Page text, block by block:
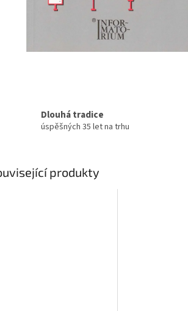
Dlouhá tradice
úspěšných 35 let na trhu
produkty